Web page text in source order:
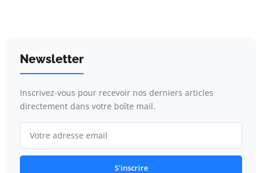
Newsletter
Inscrivez-vous pour recevoir nos derniers articles
directement dans votre boîte mail.
S'inscrire